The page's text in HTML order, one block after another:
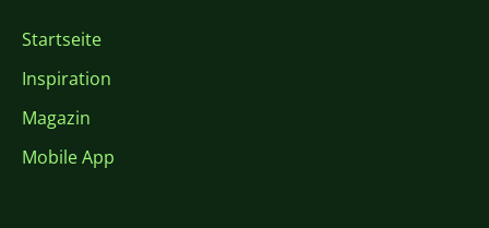
Startseite
Inspiration
Magazin
Mobile App